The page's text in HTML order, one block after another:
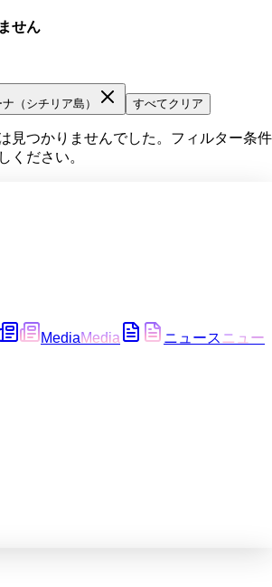
せん
（シチリア島） すべてクリア
見つかりませんでした。フィルター条件
ください。
MediaMedia ニュース ニュー